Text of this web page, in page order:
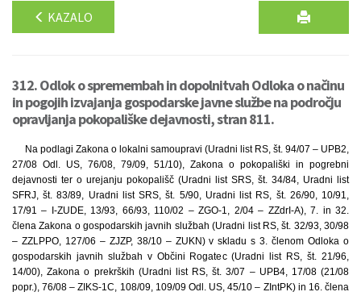
KAZALO
312. Odlok o spremembah in dopolnitvah Odloka o načinu
in pogojih izvajanja gospodarske javne službe na področju
opravljanja pokopališke dejavnosti, stran 811.
Na podlagi Zakona o lokalni samoupravi (Uradni list RS, št. 94/07 – UPB2,
27/08 Odl. US, 76/08, 79/09, 51/10), Zakona o pokopališki in pogrebni
dejavnosti ter o urejanju pokopališč (Uradni list SRS, št. 34/84, Uradni list
SFRJ, št. 83/89, Uradni list SRS, št. 5/90, Uradni list RS, št. 26/90, 10/91,
17/91 – I-ZUDE, 13/93, 66/93, 110/02 – ZGO-1, 2/04 – ZZdrI-A), 7. in 32.
člena Zakona o gospodarskih javnih službah (Uradni list RS, št. 32/93, 30/98
– ZZLPPO, 127/06 – ZJZP, 38/10 – ZUKN) v skladu s 3. členom Odloka o
gospodarskih javnih službah v Občini Rogatec (Uradni list RS, št. 21/96,
14/00), Zakona o prekrških (Uradni list RS, št. 3/07 – UPB4, 17/08 (21/08
popr.), 76/08 – ZIKS-1C, 108/09, 109/09 Odl. US, 45/10 – ZIntPK) in 16. člena